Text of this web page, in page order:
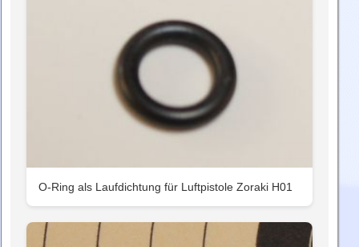
O-Ring als Laufdichtung für Luftpistole Zoraki H01